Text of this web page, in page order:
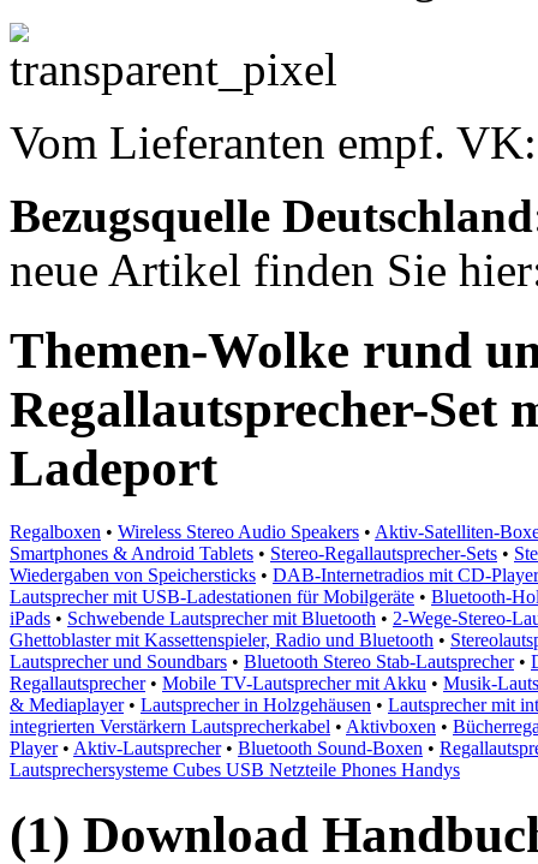
Vom Lieferanten empf.
Bezugsquelle Deutschland
neue Artikel finden Sie
Themen-Wolke rund
Regallautsprecher-Set
Ladeport
Regalboxen • Wireless Stereo Audio Speakers • Aktiv-Satelliten-
Smartphones & Android Tablets • Stereo-Regallautsprecher-Sets •
Wiedergaben von Speichersticks • DAB-Internetradios mit CD-
Lautsprecher mit USB-Ladestationen für Mobilgeräte • Bluetooth-
iPads • Schwebende Lautsprecher mit Bluetooth • 2-Wege-Stereo-
Ghettoblaster mit Kassettenspieler, Radio und Bluetooth •
Lautsprecher und Soundbars • Bluetooth Stereo Stab-Lautsprecher•
Regallautsprecher• Mobile TV-Lautsprecher mit Akku • Musik-
& Mediaplayer• Lautsprecher in Holzgehäusen • Lautsprecher mit
integrierten Verstärkern Lautsprecherkabel • Aktivboxen •
Player• Aktiv-Lautsprecher• Bluetooth Sound-Boxen •
Lautsprechersysteme Cubes USB Netzteile Phones Handys
(1) Download